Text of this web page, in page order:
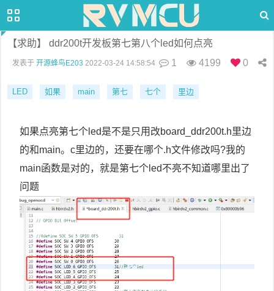
【求助】 ddr200t开发板第七第八个led如何点亮
发表于 开源蜂鸟E203 2022-03-24 14:58:54 1 4199 0
LED 如果 main 第七 七个 里边
如果点亮第七个led是不是只用改board_ddr200t.h里边
的和main。c里边的，还要在哪个.h文件修改吗?我的
main函数是对的，就是第七个led不亮不知道哪里出了
问题